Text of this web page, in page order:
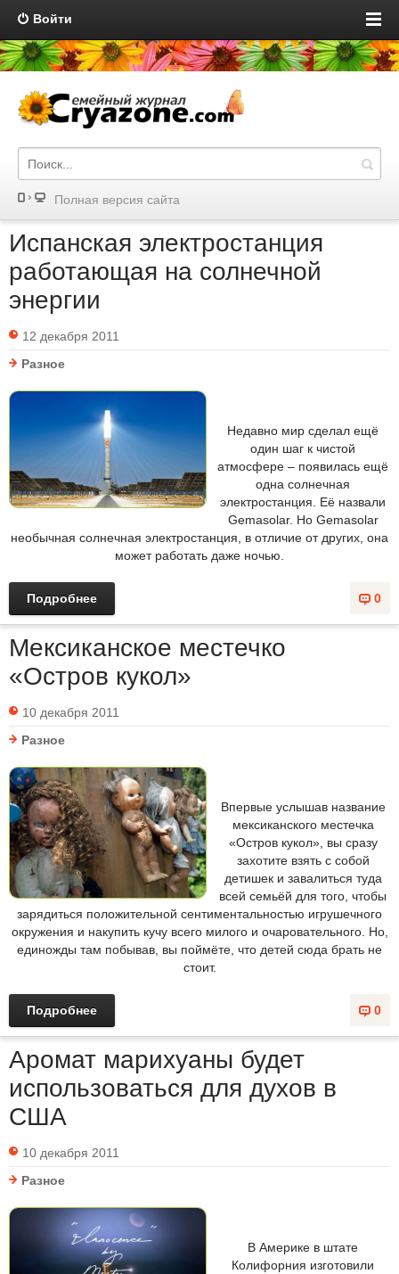
Войти
Полная версия сайта
Испанская электростанция
работающая на солнечной
энергии
12 декабря 2011
Разное
Недавно мир сделал ещё
один шаг к чистой
атмосфере – появилась ещё
одна солнечная
электростанция. Её назвали
Gemasolar. Но Gemasolar
необычная солнечная электростанция, в отличие от других, она
может работать даже ночью.
0
Подробнее
Мексиканское местечко
«Остров кукол»
10 декабря 2011
Разное
Впервые услышав название
мексиканского местечка
«Остров кукол», вы сразу
захотите взять с собой
детишек и завалиться туда
всей семьёй для того, чтобы
зарядиться положительной сентиментальностью игрушечного
окружения и накупить кучу всего милого и очаровательного. Но,
единожды там побывав, вы поймёте, что детей сюда брать не
стоит.
0
Подробнее
Аромат марихуаны будет
использоваться для духов в
США
10 декабря 2011
Разное
В Америке в штате
Колифорния изготовили